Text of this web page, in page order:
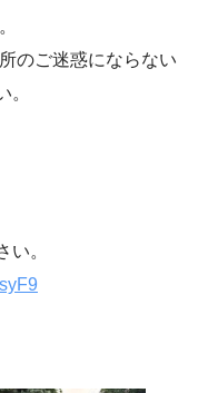
のご迷惑にならない
。
い。